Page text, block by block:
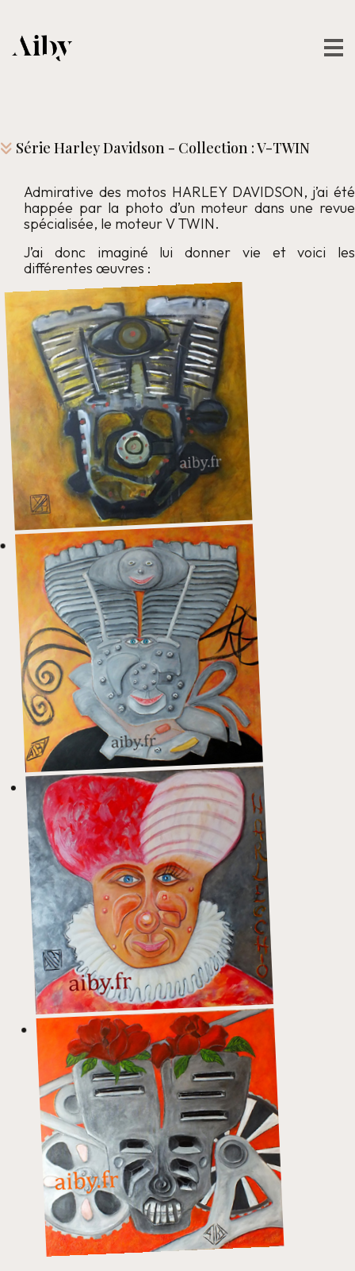
Série Harley Davidson - Collection : V-TWIN
Admirative des motos HARLEY DAVIDSON, j’ai été
happée par la photo d’un moteur dans une revue
spécialisée, le moteur V TWIN.
J’ai donc imaginé lui donner vie et voici les
différentes œuvres :